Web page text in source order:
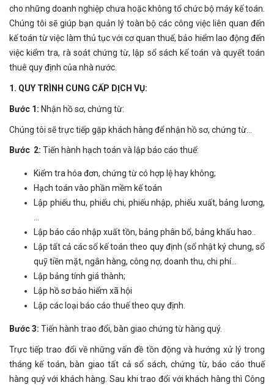
cho những doanh nghiệp chưa hoặc không tổ chức bộ máy kế toán.
Chúng tôi sẽ giúp bạn quản lý toàn bộ các công việc liên quan đến
kế toán từ việc làm thủ tục với cơ quan thuế, bảo hiểm lao động đến
việc kiểm tra, rà soát chứng từ, lập sổ sách kế toán và quyết toán
thuê quy định của nhà nước.
1. QUY TRÌNH CUNG CẤP DỊCH VỤ:
Bước 1: Nhận hồ sơ, chứng từ:
Chúng tôi sẽ trực tiếp gặp khách hàng để nhận hồ sơ, chứng từ…
Bước 2: Tiến hành hạch toán và lập báo cáo thuế:
Kiểm tra hóa đơn, chứng từ có hợp lệ hay không;
Hạch toán vào phần mềm kế toán
Lập phiếu thu, phiếu chi, phiếu nhập, phiếu xuất, bảng lương,
…
Lập báo cáo nhập xuất tồn, bảng phân bổ, bảng khấu hao..
Lập tất cả các sổ kế toán theo quy định (sổ nhật ký chung, sổ
quỹ tiền mặt, ngân hàng, công nợ, doanh thu, chi phí…
Lập bảng tính giá thành;
Lập hồ sơ bảo hiểm xã hội
Lập các loại báo cáo thuế theo quy định.
Bước 3: Tiến hành trao đổi, bàn giao chứng từ hàng quý.
Trực tiếp trao đổi về những vấn đề tồn động và hướng xử lý trong
tháng kế toán, bàn giao tất cả sổ sách, chứng từ, báo cáo thuế
hàng quý với khách hàng. Sau khi trao đổi với khách hàng thì Công